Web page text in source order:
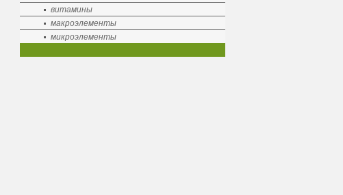
витамины
макроэлементы
микроэлементы